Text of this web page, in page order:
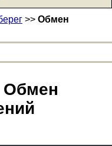
>> Обмен
Обмен